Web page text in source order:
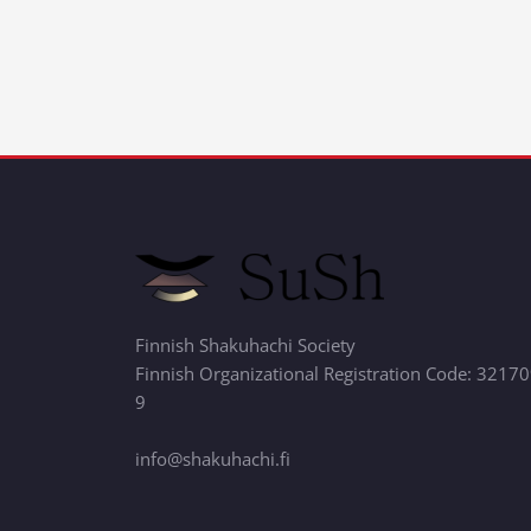
Finnish Shakuhachi Society
Finnish Organizational Registration Code:
9
info@shakuhachi.fi